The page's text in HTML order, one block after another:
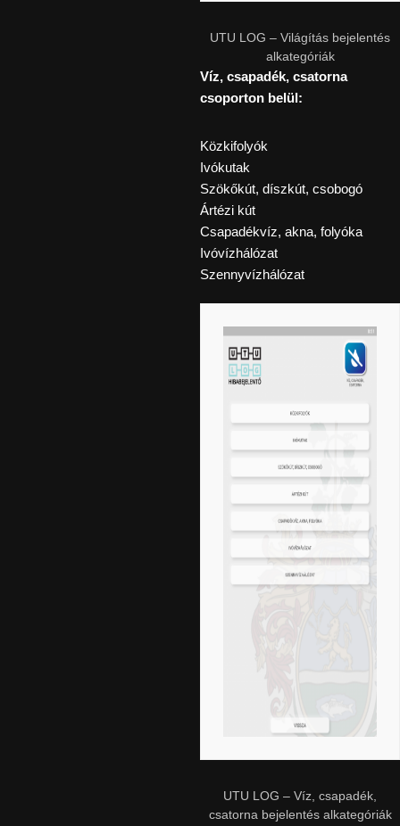
UTU LOG – Világítás bejelentés
alkategóriák
Víz, csapadék, csatorna
csoporton belül:
Közkifolyók
Ivókutak
Szökőkút, díszkút, csobogó
Ártézi kút
Csapadékvíz, akna, folyóka
Ivóvízhálózat
Szennyvízhálózat
UTU LOG – Víz, csapadék,
csatorna bejelentés alkategóriák